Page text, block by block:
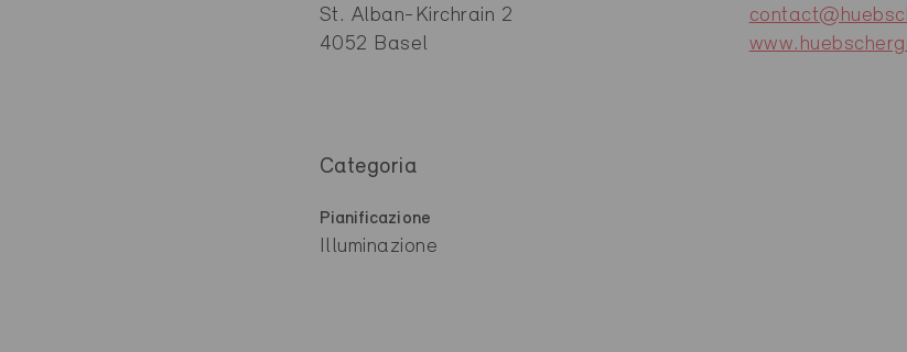
St. Alban-Kirchrain 2
4052 Basel
Categoria
Pianificazione
Illuminazione